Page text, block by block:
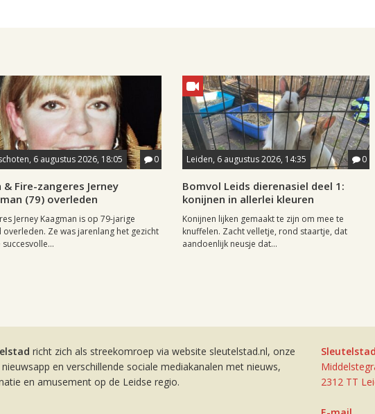
6 augustus 2026, 18:05 0
& Fire-zangeres Jerney
(79) overleden
Jerney Kaagman is op 79-jarige
overleden. Ze was jarenlang het gezicht
Leiden, 6 augustus 2026, 14:35 0
Bomvol Leids dierenasiel deel 1:
konijnen in allerlei kleuren
Konijnen lijken gemaakt te zijn om mee te
knuffelen. Zacht velletje, rond staartje, dat
aandoenlijk neusje dat...
richt zich als streekomroep via website sleutelstad.nl, onze
en verschillende sociale mediakanalen met nieuws,
en amusement op de Leidse regio.
Sleutelstad
2312 TT